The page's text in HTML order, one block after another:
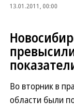
13.01.2011, 00:00
Во вторник в
области были